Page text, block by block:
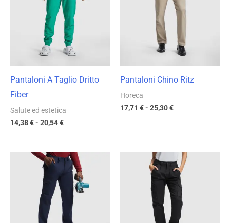
Pantaloni A Taglio Dritto
Fiber
Salute ed estetica
14,38€- 20,54€
14,38 €
a
20,54 €
Pantaloni Chino Ritz
Horeca
17,71 €- 25,30€
17,71 €
a
25,30 €
Fascia
di
prezzo:
16,99 €
24,27 €
Fascia
di
prezzo:
da
16,99 €
24,27 €